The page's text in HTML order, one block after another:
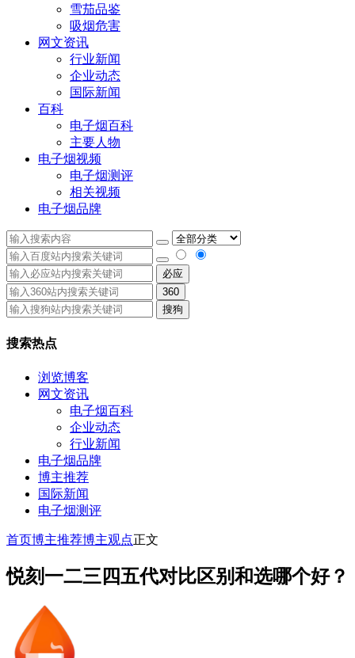
雪茄品鉴
吸烟危害
网文资讯
行业新闻
企业动态
国际新闻
百科
电子烟百科
主要人物
电子烟视频
电子烟测评
相关视频
电子烟品牌
必应
360
搜狗
搜索热点
浏览博客
网文资讯
电子烟百科
企业动态
行业新闻
电子烟品牌
博主推荐
国际新闻
电子烟测评
首页博主推荐博主观点正文
悦刻一二三四五代对比区别和选哪个好？